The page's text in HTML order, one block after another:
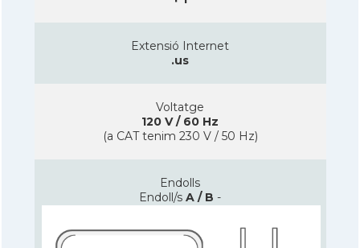
Extensió Internet
.us
Voltatge
120 V / 60 Hz
(a CAT tenim 230 V / 50 Hz)
Endolls
Endoll/s A / B -